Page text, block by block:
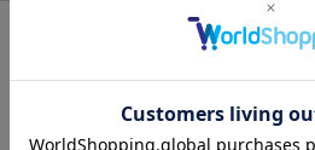
ace. GENE LABEL『PCケース』
バッグインバッグ使いだけでなく